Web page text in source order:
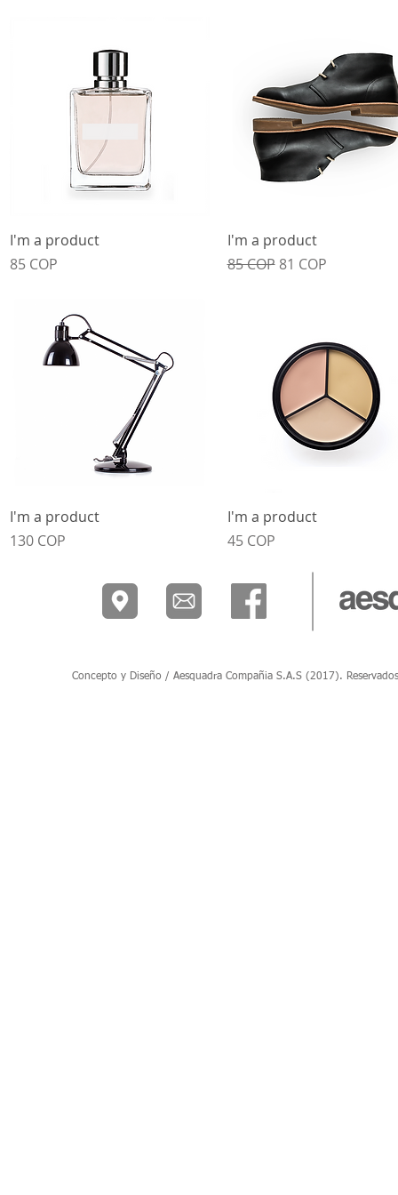
Vista rápida
I'm a product
Precio
85 COP
Vista rápida
I'm a product
Precio
85 COP Precio de oferta
81 COP
Vista rápida
I'm a product
Precio
130 COP
Vista rápida
I'm a product
Precio
45 COP
Concepto y Diseño / Aesquadra Compañia S.A.S (2017).